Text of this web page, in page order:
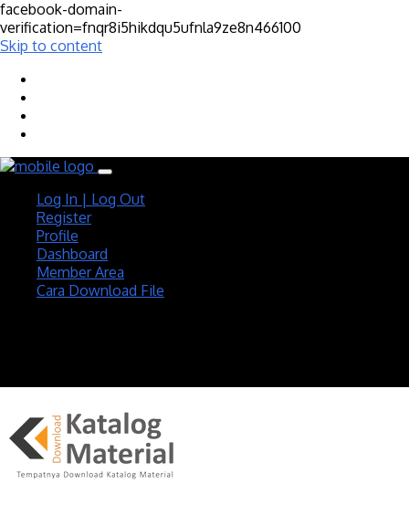
facebook-domain-
verification=fnqr8i5hikdqu5ufnla9ze8n466100
Skip to content
Log In | Log Out
Register
Profile
Dashboard
Member Area
Cara Download File